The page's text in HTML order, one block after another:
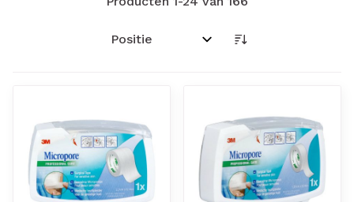
Sorteer op: